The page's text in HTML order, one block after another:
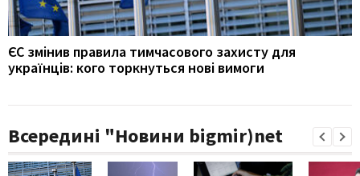
ЄС змінив правила тимчасового захисту для
українців: кого торкнуться нові вимоги
Всередині "Новини bigmir)net